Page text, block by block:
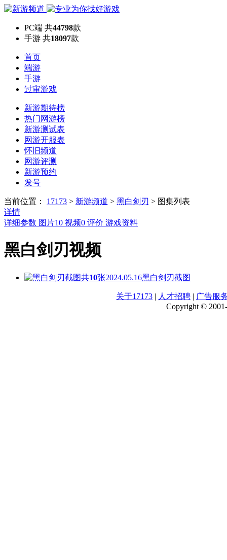
PC端 共44798款
手游 共18097款
首页
端游
手游
过审游戏
新游期待榜
热门网游榜
新游测试表
网游开服表
怀旧频道
网游评测
新游预约
发号
当前位置： 17173 > 新游频道 > 黑白剑刃 > 图集列表
详情
详细参数 图片10 视频0 评价 游戏资料
黑白剑刃视频
共10张2024.05.16黑白剑刃截图
关于17173 | 人才招聘 | 广告服
Copyright ©